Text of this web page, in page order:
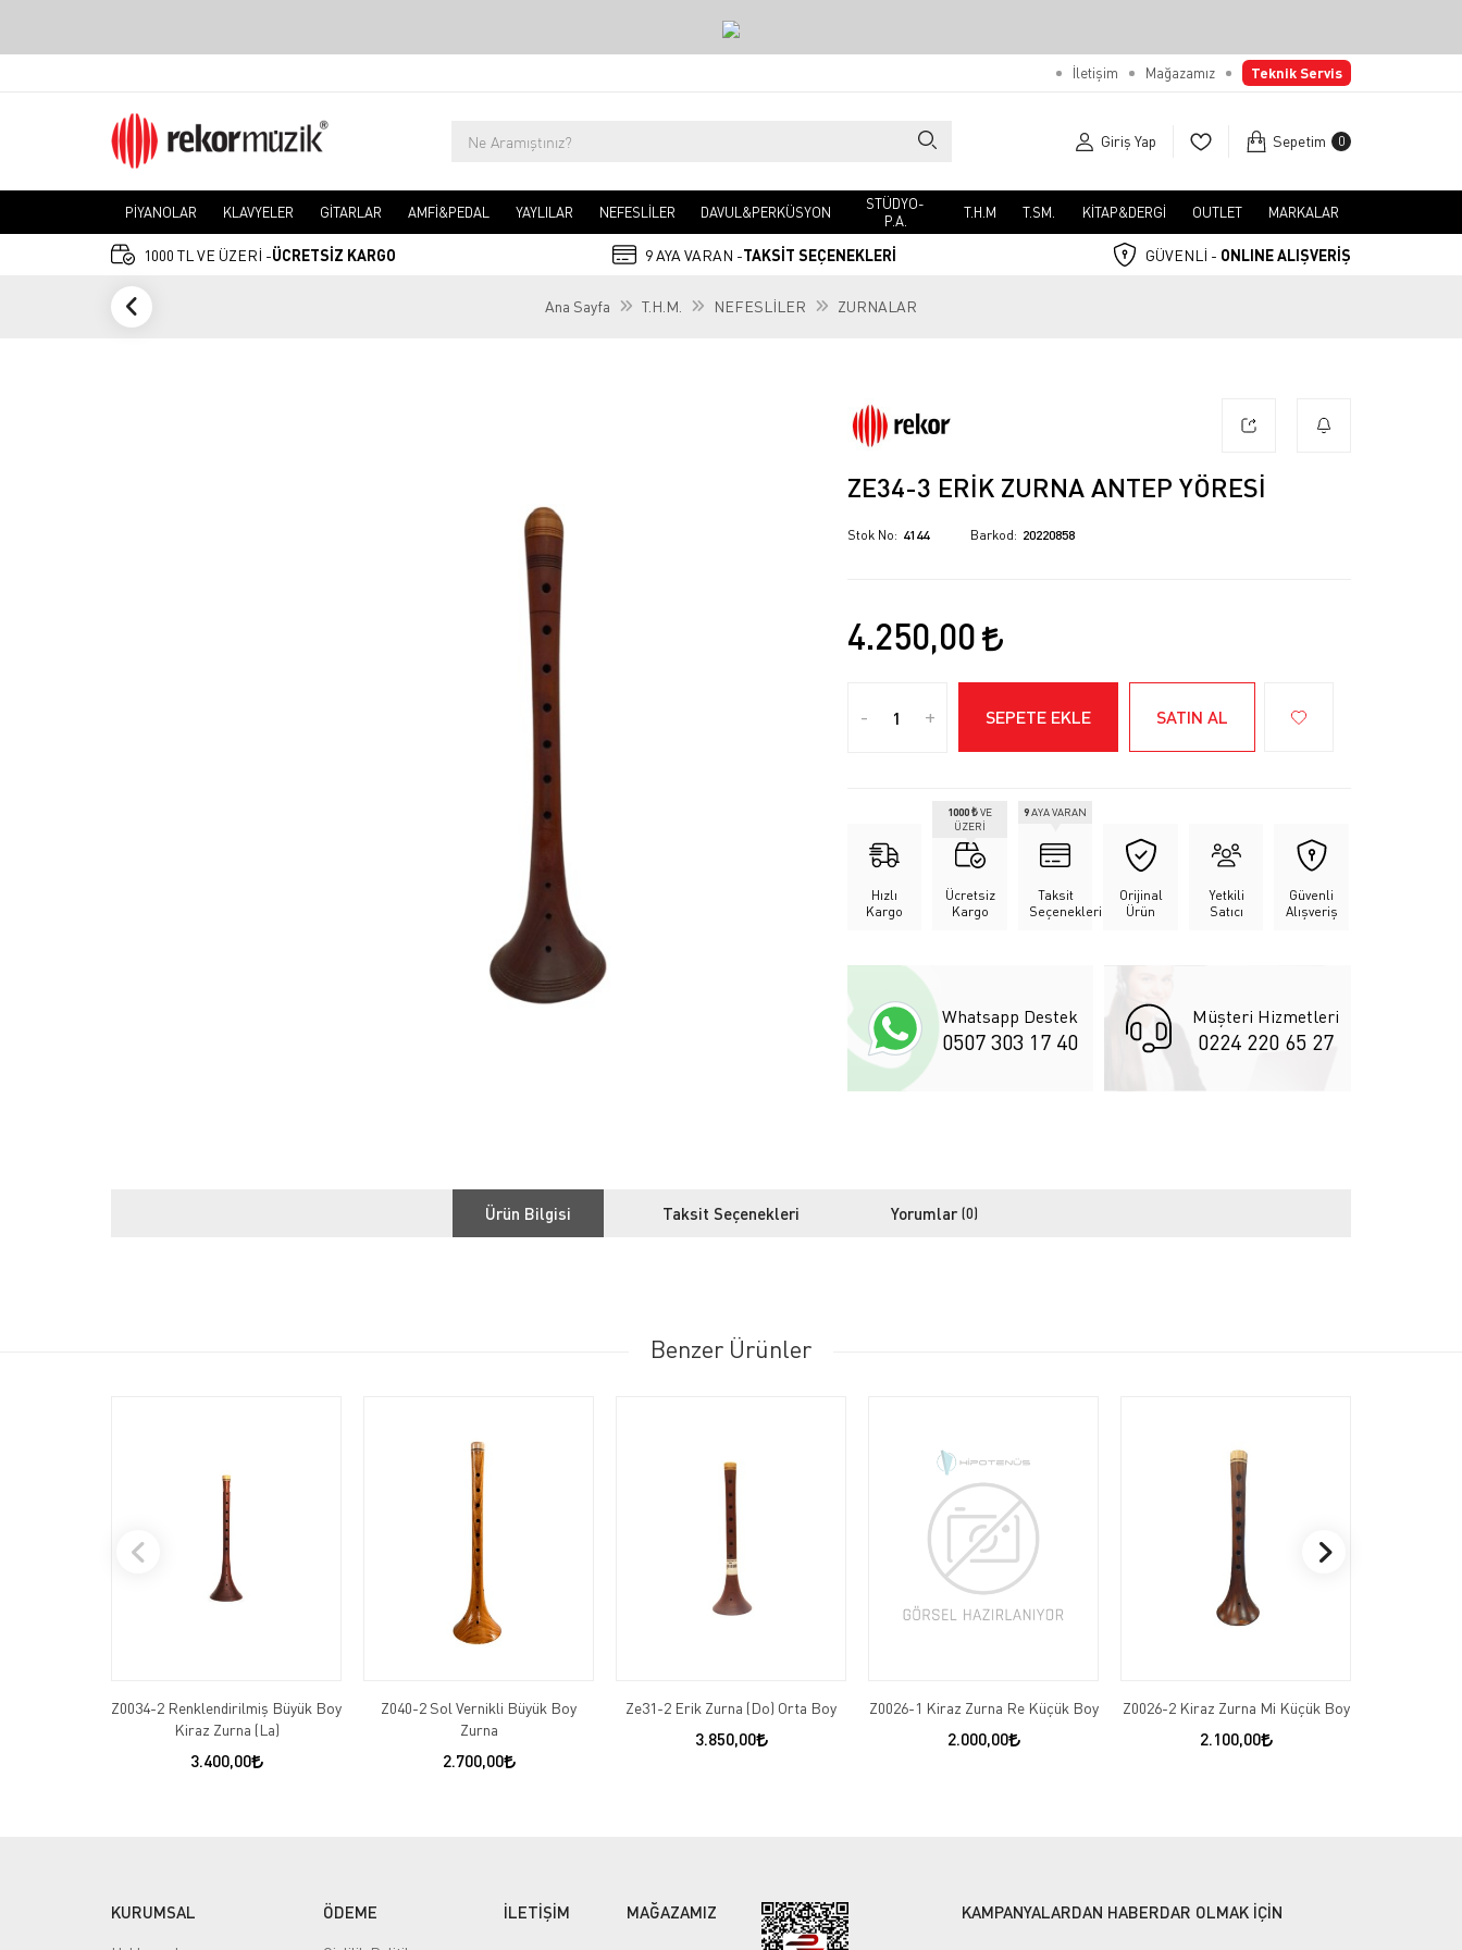
İletişim Mağazamız Teknik Servis
Giriş Yap Sepetim 0
PİYANOLAR KLAVYELER GİTARLAR AMFİ&PEDAL YAYLILAR NEFESLİLER DAVUL&PERKÜSYON
STÜDYO-
P.A.
T.H.M T.SM. KİTAP&DERGİ OUTLET MARKALAR
1000 TL VE ÜZERİ -ÜCRETSİZ KARGO 9 AYA VARAN -TAKSİT SEÇENEKLERİ GÜVENLİ - ONLINE ALIŞVERİŞ
Ana Sayfa T.H.M. NEFESLİLER ZURNALAR
ZE34-3 ERIK ZURNA ANTEP YÖRESI
Stok No 4144 Barkod 20220858
4.250,00
- + SEPETE EKLE SATIN AL
Hızlı
Kargo
Ücretsiz
Kargo
1000 ₺VE
ÜZERİ
Taksit
Seçenekleri
9AYA VARAN
Orijinal
Ürün
Yetkili
Satıcı
Güvenli
Alışveriş
Whatsapp Destek
0507 303 17 40
Müşteri Hizmetleri
0224 220 65 27
Ürün Bilgisi Taksit Seçenekleri Yorumlar (0)
Benzer Ürünler
Z0034-2 Renklendirilmiş Büyük Boy
Kiraz Zurna (La)
3.400,00
Z040-2 Sol Vernikli Büyük Boy
Zurna
2.700,00
Ze31-2 Erik Zurna (Do) Orta Boy
3.850,00
Z0026-1 Kiraz Zurna Re Küçük Boy
2.000,00
Z0026-2 Kiraz Zurna Mi Küçük Boy
2.100,00
KURUMSAL ÖDEME İLETİŞİM MAĞAZAMIZ KAMPANYALARDAN HABERDAR OLMAK İÇİN